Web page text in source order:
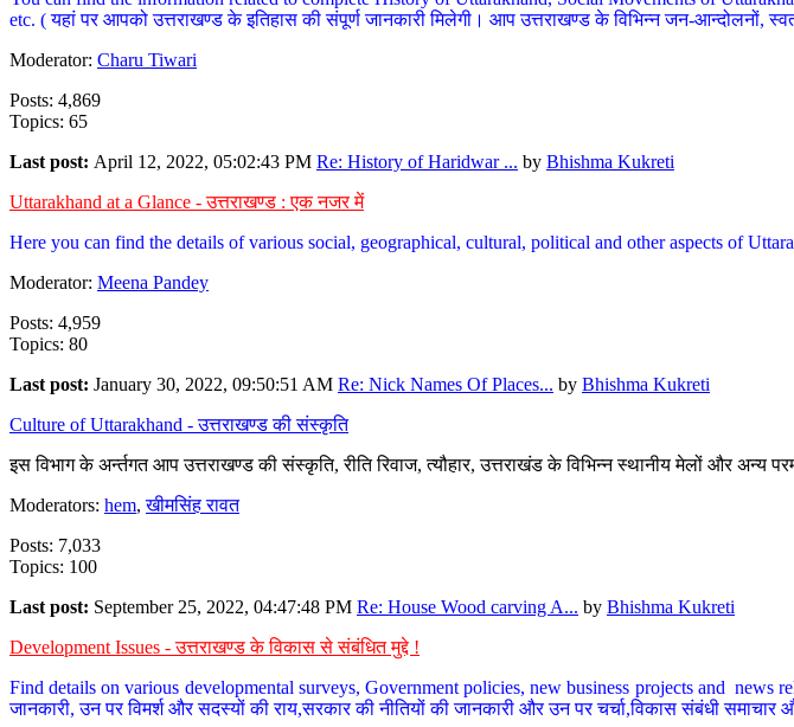
etc. ( यहां पर आपको उत्तराखण्ड के इतिहास की संपूर्ण जानकारी मिलेगी। आप उत्तराखण्ड के विभिन्न जन-आन्दोलनों,
Moderator: Charu Tiwari
Posts: 4,869
Topics: 65
Last post: April 12, 2022, 05:02:43 PM Re: History of Haridwar ... by Bhishma Kukreti
Uttarakhand at a Glance - उत्तराखण्ड : एक नजर में
Here you can find the details of various social, geographical, cultural, political and other aspects of
Moderator: Meena Pandey
Posts: 4,959
Topics: 80
Last post: January 30, 2022, 09:50:51 AM Re: Nick Names Of Places... by Bhishma Kukreti
Culture of Uttarakhand - उत्तराखण्ड की संस्कृति
इस विभाग के अर्न्तगत आप उत्तराखण्ड की संस्कृति, रीति रिवाज, त्यौहार, उत्तराखंड के विभिन्न स्थानीय मेलों और अन्य
Moderators: hem,खीमसिंह रावत
Posts: 7,033
Topics: 100
Last post: September 25, 2022, 04:47:48 PM Re: House Wood carving A... by Bhishma Kukreti
Development Issues - उत्तराखण्ड के विकास से संबंधित मुद्दे !
Find details on various developmental surveys, Government policies, new business projects and
जानकारी, उन पर विमर्श और सदस्यों की राय,सरकार की नीतियों की जानकारी और उन पर चर्चा,विकास संबंधी